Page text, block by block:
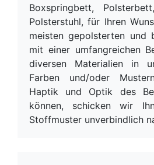
Boxspringbett,
Polsterstuhl, für Ihren
meisten gepolsterten und
mit einer umfangreichen
diversen Materialien in
Farben und/oder
Haptik und Optik des
können, schicken wir
Stoffmuster unverbindlich